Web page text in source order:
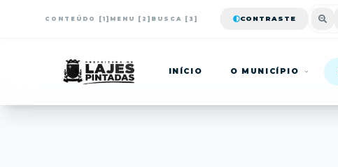
CONTEÚDO [1] MENU [2] BUSCA [3] CONTRASTE
INÍCIO O MUNICÍPIO